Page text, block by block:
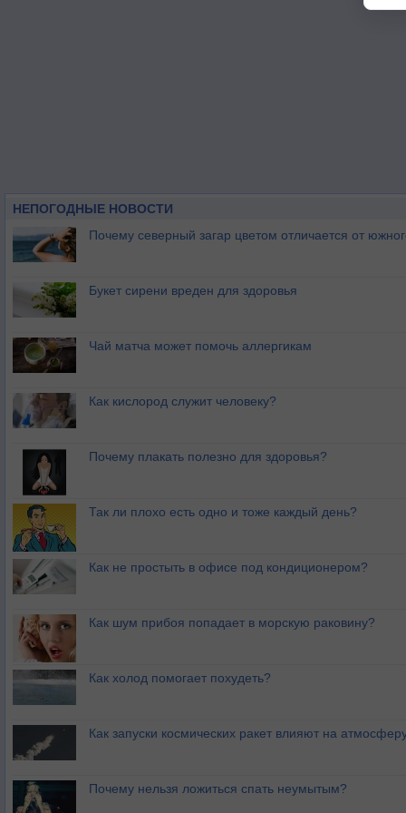
НЕПОГОДНЫЕ НОВОСТИ
Почему северный загар цветом отличается от
Букет сирени вреден для здоровья
Чай матча может помочь аллергикам
Как кислород служит человеку?
Почему плакать полезно для здоровья?
Так ли плохо есть одно и тоже каждый день?
Как не простыть в офисе под кондиционером?
Как шум прибоя попадает в морскую раковину?
Как холод помогает похудеть?
Как запуски космических ракет влияют на
Почему нельзя ложиться спать неумытым?